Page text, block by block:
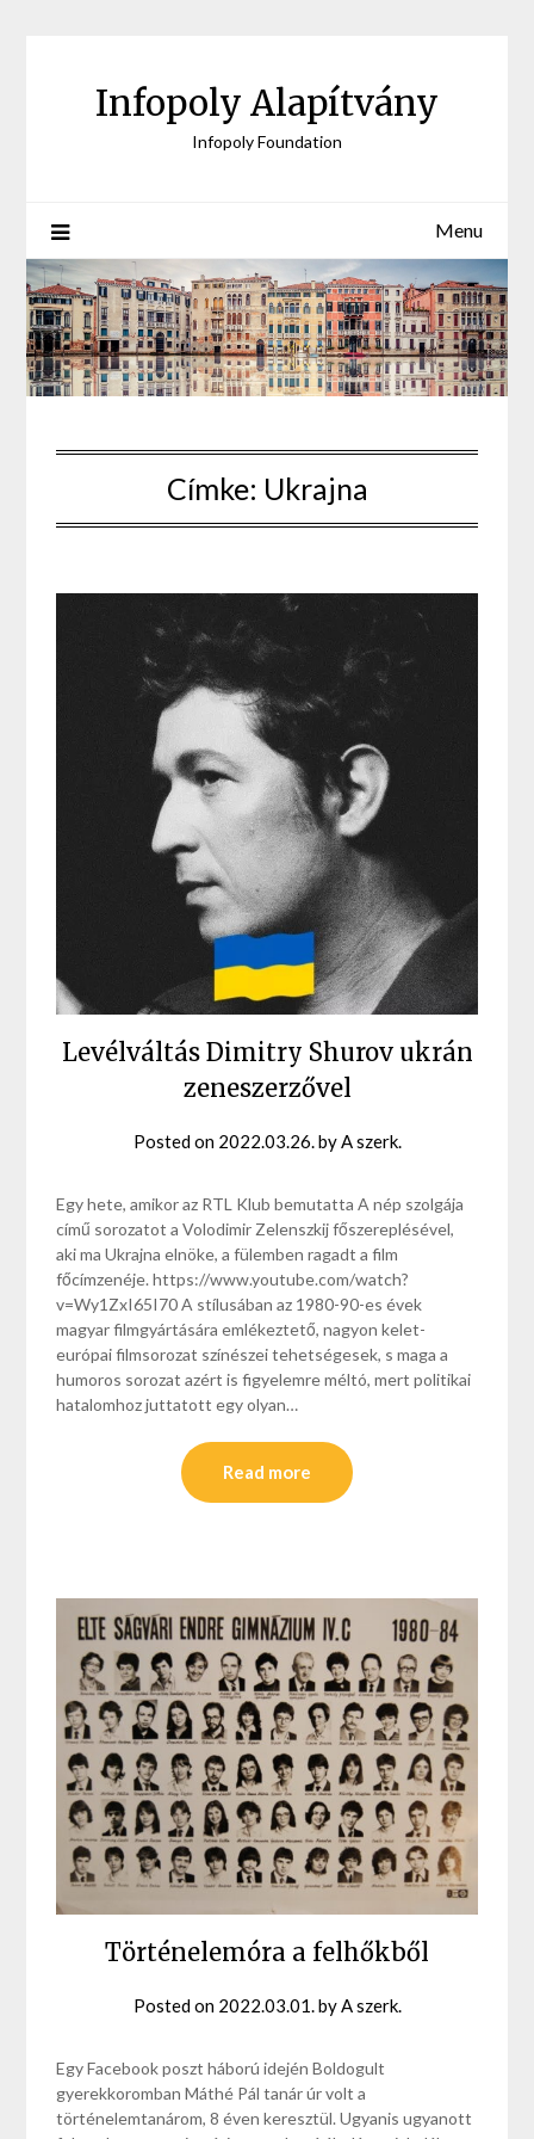
Infopoly Alapítvány
Infopoly Foundation
Menu
Címke: Ukrajna
Levélváltás Dimitry Shurov ukrán
zeneszerzővel
Posted on 2022.03.26.byA szerk.
Egy hete, amikor az RTL Klub bemutatta A nép szolgája
című sorozatot a Volodimir Zelenszkij főszereplésével,
aki ma Ukrajna elnöke, a fülemben ragadt a film
főcímzenéje. https://www.youtube.com/watch?
v=Wy1ZxI65I70 A stílusában az 1980-90-es évek
magyar filmgyártására emlékeztető, nagyon kelet-
európai filmsorozat színészei tehetségesek, s maga a
humoros sorozat azért is figyelemre méltó, mert politikai
hatalomhoz juttatott egy olyan…
Read more
Történelemóra a felhőkből
Posted on 2022.03.01.byA szerk.
Egy Facebook poszt háború idején Boldogult
gyerekkoromban Máthé Pál tanár úr volt a
történelemtanárom, 8 éven keresztül. Ugyanis ugyanott